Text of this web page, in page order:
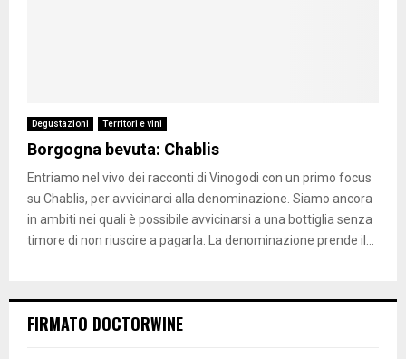
Degustazioni Territori e vini
Borgogna bevuta: Chablis
Entriamo nel vivo dei racconti di Vinogodi con un primo focus
su Chablis, per avvicinarci alla denominazione. Siamo ancora
in ambiti nei quali è possibile avvicinarsi a una bottiglia senza
timore di non riuscire a pagarla. La denominazione prende il...
FIRMATO DOCTORWINE